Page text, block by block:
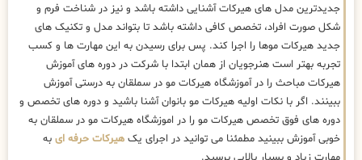
جدیدترین مدل های هیرکات آشنایی داشته باشد و نیز در شناخت فرم و
شکل صورت افراد، تخصص کافی داشته باشد تا بتواند مدل و تکنیک های
جدید هیرکات موها را اجرا کند. پس برای رسیدن به این مهارت ها و کسب
تجربه بهتر است هنرجویان از همان ابتدا با شرکت در دوره های آموزش
هیرکات مباحث را در آموزشگاه هیرکات مو در سملقان به درستی آموزش
ببینند. اگر با نکات اولیه هیرکات مو بانوان آشنا باشید و دوره های تخصص و
دوره های فوق تخصص هیرکات مو را در اموزشگاه هیرکات مو در سملقان به
خوبی آموزش ببینید مطمئنا می توانید در اجرای یک هیرکات حرفه ای به